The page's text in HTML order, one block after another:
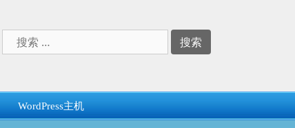
索：
WordPress主机